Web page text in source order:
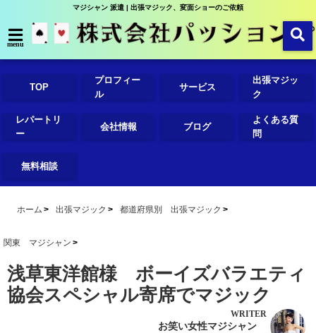
マジシャン 派遣 | 出張マジック、変面ショーのご依頼
menu
TOP
プロフィー
ル
サービス
出張マジッ
ク
レパートリ
ー
会社情報 ブログ
よくある質
問
無料相談
ホーム 出張マジック 都道府県別 出張マジック
関東 マジシャン
浅草東洋館様 ボーイズバラエティ
協会スペシャル寄席でマジック
WRITER
お笑い女性マジシャン